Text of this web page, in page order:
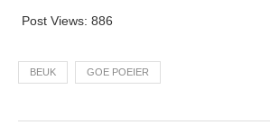
Post Views: 886
BEUK GOE POEIER